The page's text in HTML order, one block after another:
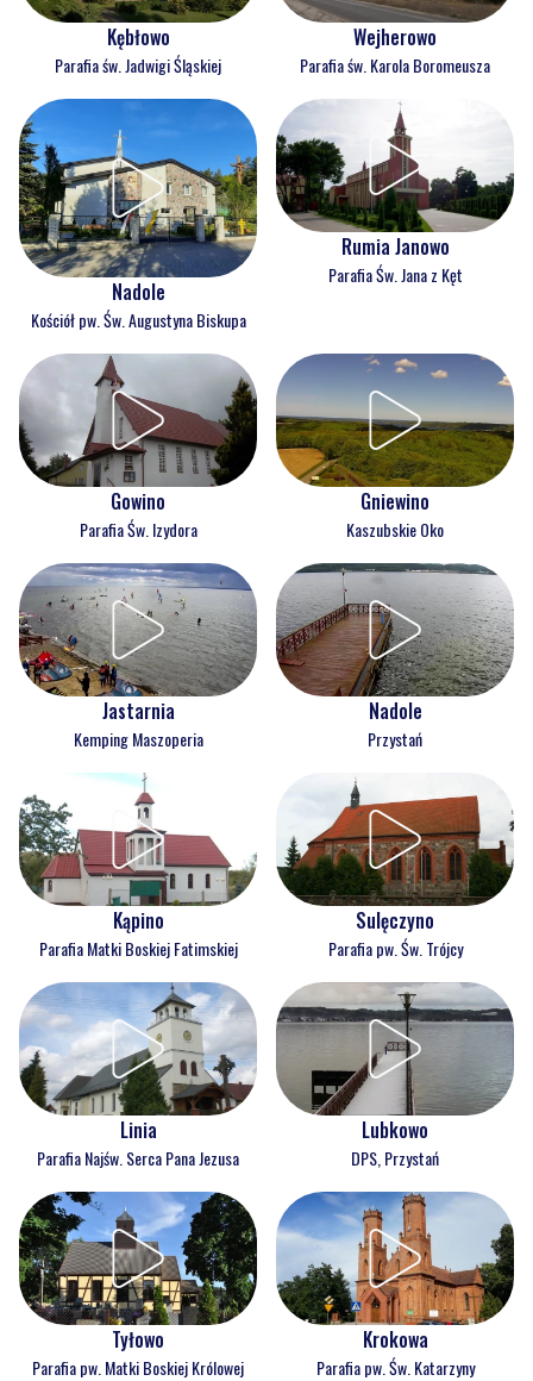
Kębłowo
Parafia św. Jadwigi Śląskiej
Wejherowo
Parafia św. Karola Boromeusza
Nadole
Kościół pw. Św. Augustyna Biskupa
Rumia Janowo
Parafia Św. Jana z Kęt
Gowino
Parafia Św. Izydora
Gniewino
Kaszubskie Oko
Jastarnia
Kemping Maszoperia
Nadole
Przystań
Kąpino
Parafia Matki Boskiej Fatimskiej
Sulęczyno
Parafia pw. Św. Trójcy
Linia
Parafia Najśw. Serca Pana Jezusa
Lubkowo
DPS, Przystań
Tyłowo
Parafia pw. Matki Boskiej Królowej
Krokowa
Parafia pw. Św. Katarzyny